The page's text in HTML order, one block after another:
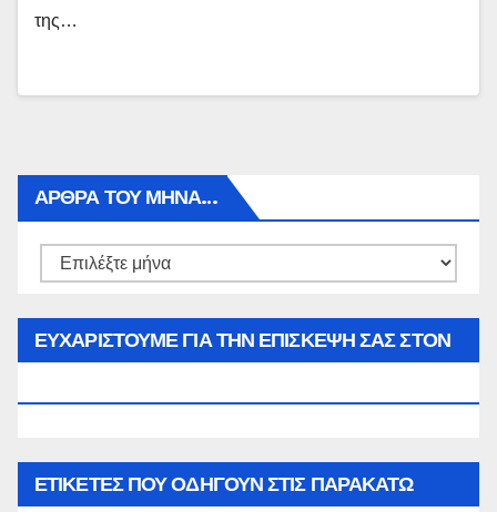
της…
ΑΡΘΡΑ ΤΟΥ ΜΉΝΑ…
Αρθρα
ΕΥΧΑΡΙΣΤΟΥΜΕ ΓΙΑ ΤΗΝ ΕΠΙΣΚΕΨΗ ΣΑΣ ΣΤΟΝ
ΕΤΙΚΈΤΕΣ ΠΟΥ ΟΔΗΓΟΎΝ ΣΤΙΣ ΠΑΡΑΚΆΤΩ